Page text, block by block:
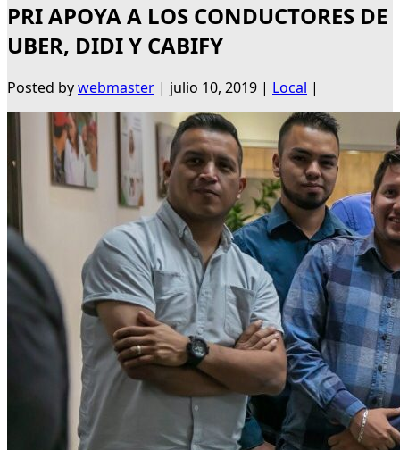
PRI APOYA A LOS CONDUCTORES DE
UBER, DIDI Y CABIFY
Posted bywebmaster | julio 10, 2019 | Local |